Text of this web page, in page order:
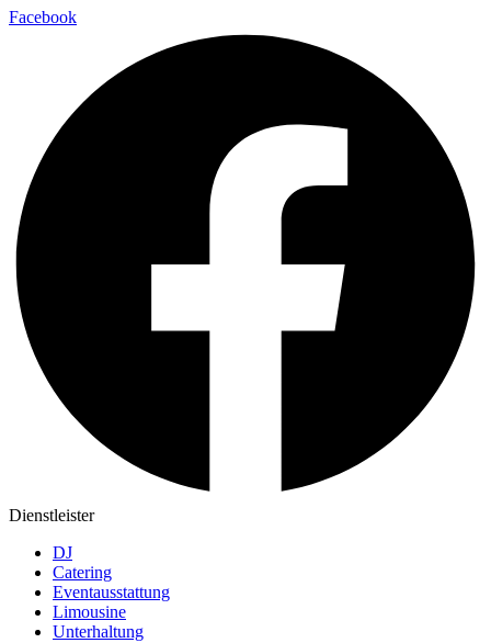
Facebook
Dienstleister
DJ
Catering
Eventausstattung
Limousine
Unterhaltung